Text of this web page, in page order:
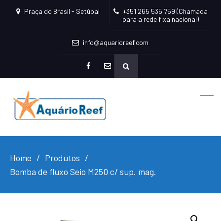
Praça do Brasil - Setúbal
+351 265 535 759 (Chamada
para a rede fixa nacional)
info@aquarioreef.com
mailto
Home
Produtos
Bomba de fluxo Seio M250 c/ sup. mag.